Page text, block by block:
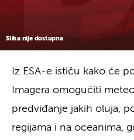
Slika nije dostupna
Iz ESA-e ističu kako će
Imagera omogućiti
predviđanje jakih oluja,
regijama i na oceanima,